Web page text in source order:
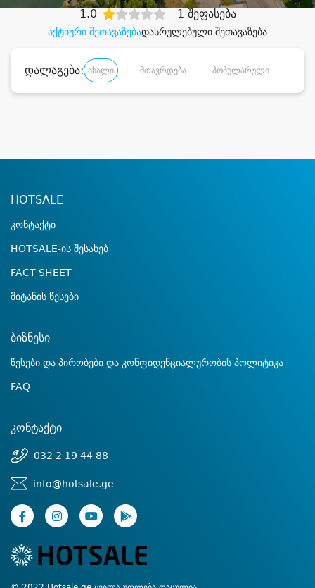
აქტიური შეთავაზებადასრულებული შეთავაზება
1.0 1 შეფასება
დალაგება: ახალი მთავრდება პოპულარული
HOTSALE
კონტაქტი
HOTSALE-ის შესახებ
FACT SHEET
მიტანის წესები
ბიზნესი
წესები და პირობები და კონფიდენციალურობის პოლიტიკა
FAQ
კონტაქტი
032 2 19 44 88
info@hotsale.ge